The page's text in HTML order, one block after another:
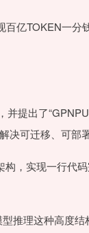
百亿TOKEN一
提出了
决可迁移、可部
，实现一行代
推理这种高度